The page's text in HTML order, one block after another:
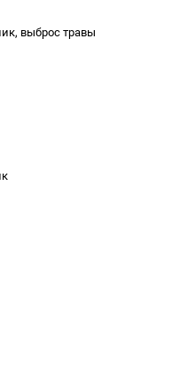
выброс травы